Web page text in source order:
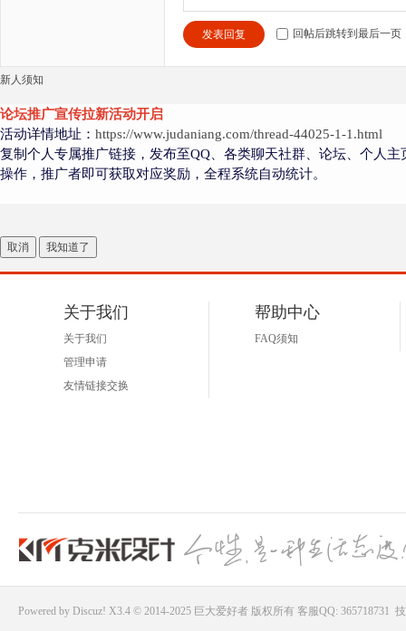
发表回复 回帖后跳转到最后一页
新人须知
论坛推广宣传拉新活动开启
活动详情地址： https://www.judaniang.com/thread-44025-1-1.html
复制个人专属推广链接，发布至QQ、各类聊天社群、论坛、个人
操作，推广者即可获取对应奖励，全程系统自动统计。
取消 我知道了
关于我们
关于我们
管理申请
友情链接交换
帮助中心
FAQ须知
Powered by Discuz! X3.4 © 2014-2025 巨大爱好者版权所有 客服QQ: 365718731